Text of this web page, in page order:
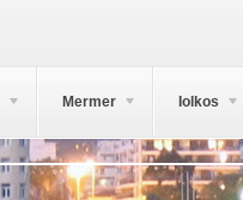
Mermer Iolkos